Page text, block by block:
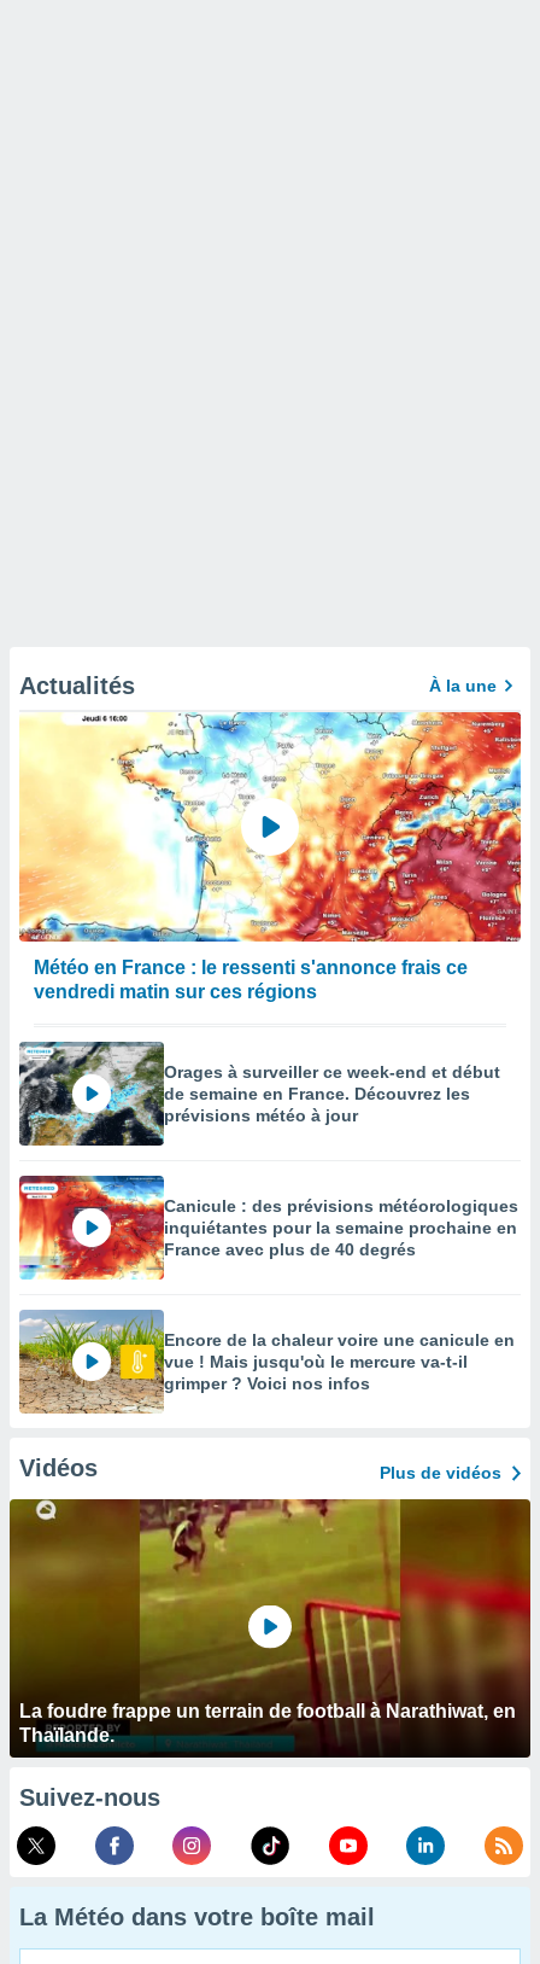
Actualités À la une
Météo en France : le ressenti s'annonce frais ce
vendredi matin sur ces régions
Orages à surveiller ce week-end et début
de semaine en France. Découvrez les
prévisions météo à jour
Canicule : des prévisions météorologiques
inquiétantes pour la semaine prochaine en
France avec plus de 40 degrés
Encore de la chaleur voire une canicule en
vue ! Mais jusqu'où le mercure va-t-il
grimper ? Voici nos infos
Vidéos Plus de vidéos
La foudre frappe un terrain de football à Narathiwat, en
Thaïlande.
Suivez-nous
La Météo dans votre boîte mail